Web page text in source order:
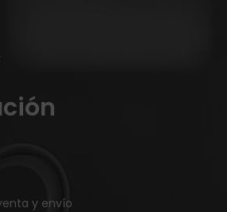
y envío